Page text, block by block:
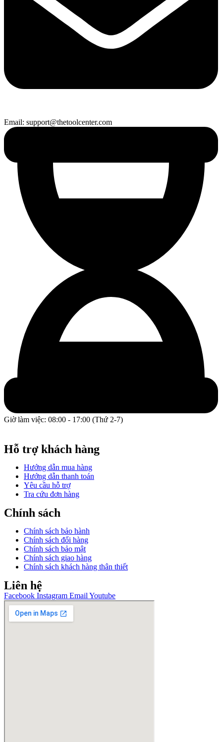
Email: support@thetoolcenter.com
Giờ làm việc: 08:00 - 17:00 (Thứ 2-7)
Hỗ trợ khách hàng
Hướng dẫn mua hàng
Hướng dẫn thanh toán
Yêu cầu hỗ trợ
Tra cứu đơn hàng
Chính sách
Chính sách bảo hành
Chính sách đổi hàng
Chính sách bảo mật
Chính sách giao hàng
Chính sách khách hàng thân thiết
Liên hệ
Facebook Instagram Email Youtube